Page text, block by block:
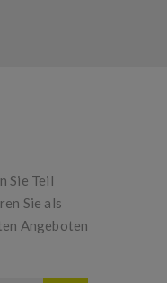
Sie Teil
Sie als
Angeboten